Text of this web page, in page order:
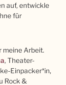
auf, entwickle
für
meine Arbeit.
, Theater-
Einpacker*in,
Rock &